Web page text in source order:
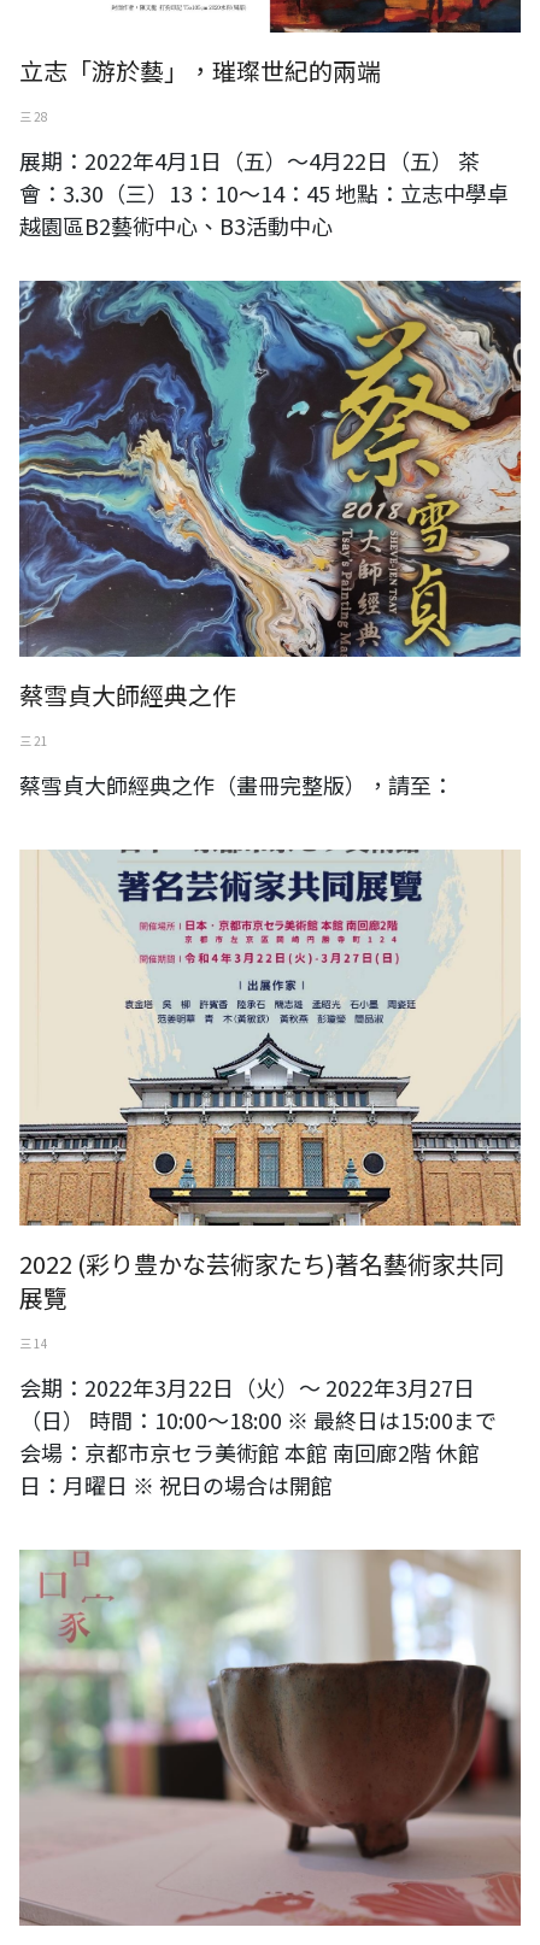
立志「游於藝」，璀璨世紀的兩端
三 28
展期：2022年4月1日（五）～4月22日（五） 茶
會：3.30（三）13：10～14：45 地點：立志中學卓
越園區B2藝術中心、B3活動中心
蔡雪貞大師經典之作
三 21
蔡雪貞大師經典之作（畫冊完整版），請至：
2022 (彩り豊かな芸術家たち)著名藝術家共同展覽
2022 (彩り豊かな芸術家たち)著名藝術家共同
展覽
三 14
会期：2022年3月22日（火）～ 2022年3月27日
（日） 時間：10:00～18:00 ※ 最終日は15:00まで
会場：京都市京セラ美術館 本館 南回廊2階 休館
日：月曜日 ※ 祝日の場合は開館
文化部-嘉義市政府「舞食無刻品生活節」